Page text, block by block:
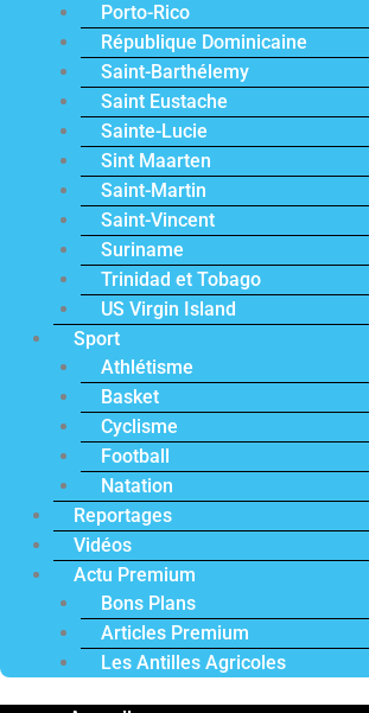
Porto-Rico
République Dominicaine
Saint-Barthélemy
Saint Eustache
Sainte-Lucie
Sint Maarten
Saint-Martin
Saint-Vincent
Suriname
Trinidad et Tobago
US Virgin Island
Sport
Athlétisme
Basket
Cyclisme
Football
Natation
Reportages
Vidéos
Actu Premium
Bons Plans
Articles Premium
Les Antilles Agricoles